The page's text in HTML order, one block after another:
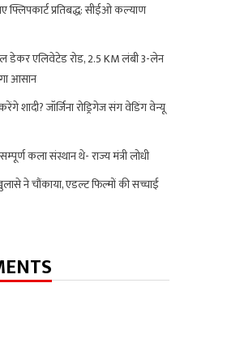
फ्लिपकार्ट प्रतिबद्ध: सीईओ कल्याण
डेकर एलिवेटेड रोड, 2.5 KM लंबी 3-लेन
आसान
शादी? जॉर्जिना रोड्रिगेज संग वेडिंग वेन्यू
कला संस्थान थे- राज्य मंत्री लोधी
ने चौंकाया, एडल्ट फिल्मों की सच्चाई